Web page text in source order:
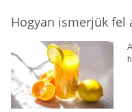
Hogyan ismerjük fel